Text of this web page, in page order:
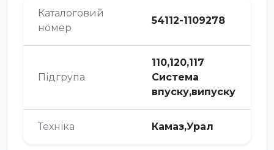
Каталоговий
номер
54112-1109278
Підгрупа
110,120,117
Система
впуску,випуску
Техніка Камаз,Урал